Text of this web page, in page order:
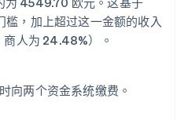
槛，加上超过这一金额的收入
人为 24.48%）。
向两个资金系统缴费。